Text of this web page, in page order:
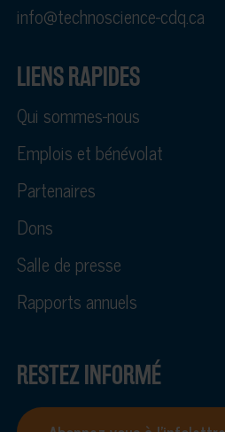
info@technoscience-cdq.ca
LIENS RAPIDES
Qui sommes-nous
Emplois et bénévolat
Partenaires
Dons
Salle de presse
Rapports annuels
RESTEZ INFORMÉ